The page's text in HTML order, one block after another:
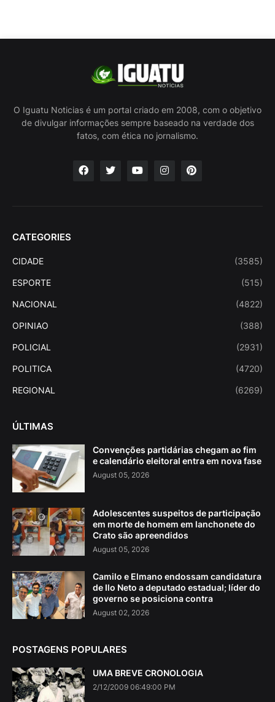
O Iguatu Noticias é um portal criado em 2008, com o objetivo
de divulgar informações sempre baseado na verdade dos
fatos, com ética no jornalismo.
CATEGORIES
CIDADE (3585)
ESPORTE (515)
NACIONAL (4822)
OPINIAO (388)
POLICIAL (2931)
POLITICA (4720)
REGIONAL (6269)
ÚLTIMAS
Convenções partidárias chegam ao fim
e calendário eleitoral entra em nova fase
August 05, 2026
Adolescentes suspeitos de participação
em morte de homem em lanchonete do
Crato são apreendidos
August 05, 2026
Camilo e Elmano endossam candidatura
de Ilo Neto a deputado estadual; líder do
governo se posiciona contra
August 02, 2026
POSTAGENS POPULARES
UMA BREVE CRONOLOGIA
2/12/2009 06:49:00 PM